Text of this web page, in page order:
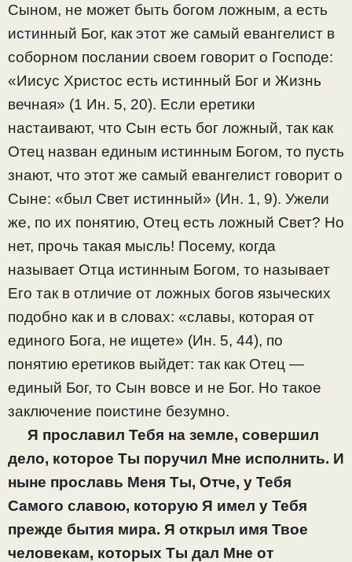
Сыном, не может быть богом ложным, а есть
истинный Бог, как этот же самый евангелист в
соборном послании своем говорит о Господе:
«Иисус Христос есть истинный Бог и Жизнь
вечная» (1 Ин. 5, 20). Если еретики
настаивают, что Сын есть бог ложный, так как
Отец назван единым истинным Богом, то пусть
знают, что этот же самый евангелист говорит о
Сыне: «был Свет истинный» (Ин. 1, 9). Ужели
же, по их понятию, Отец есть ложный Свет? Но
нет, прочь такая мысль! Посему, когда
называет Отца истинным Богом, то называет
Его так в отличие от ложных богов языческих
подобно как и в словах: «славы, которая от
единого Бога, не ищете» (Ин. 5, 44), по
понятию еретиков выйдет: так как Отец —
единый Бог, то Сын вовсе и не Бог. Но такое
заключение поистине безумно.
Я прославил Тебя на земле, совершил
дело, которое Ты поручил Мне исполнить. И
ныне прославь Меня Ты, Отче, у Тебя
Самого славою, которую Я имел у Тебя
прежде бытия мира. Я открыл имя Твое
человекам, которых Ты дал Мне от